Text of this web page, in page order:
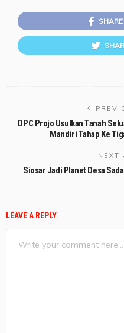
DPC Projo Usulkan Tanah
Mandiri Tahap Ke
NEXT
Siosar Jadi Planet Desa
LEAVE A REPLY